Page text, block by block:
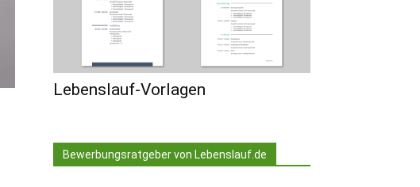
Lebenslauf-Vorlagen
Bewerbungsratgeber von Lebenslauf.de